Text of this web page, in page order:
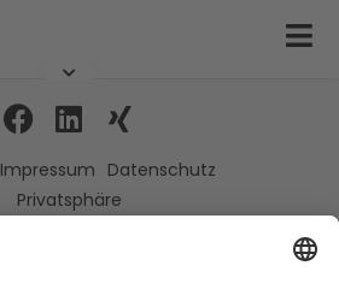
Impressum Datenschutz
Privatsphäre